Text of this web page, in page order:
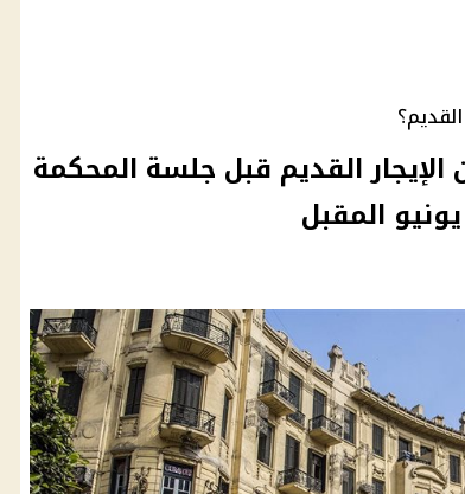
القديم قبل جلسة المحكمة
المقبل